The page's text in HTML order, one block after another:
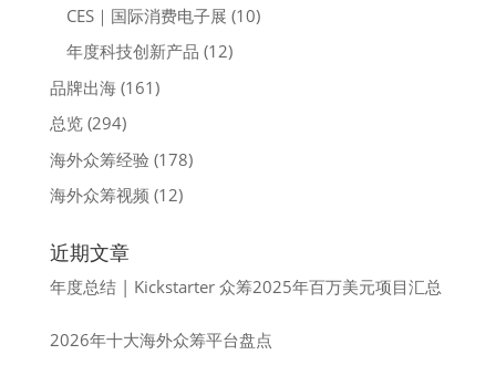
CES｜国际消费电子展 (10)
年度科技创新产品 (12)
品牌出海(161)
总览(294)
海外众筹经验 (178)
海外众筹视频 (12)
近期文章
年度总结 | Kickstarter 众筹2025年百万美元项目汇总
2026年十大海外众筹平台盘点